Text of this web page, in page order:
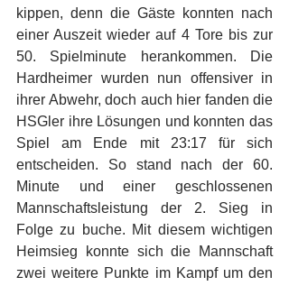
kippen, denn die Gäste konnten nach
einer Auszeit wieder auf 4 Tore bis zur
50. Spielminute herankommen. Die
Hardheimer wurden nun offensiver in
ihrer Abwehr, doch auch hier fanden die
HSGler ihre Lösungen und konnten das
Spiel am Ende mit 23:17 für sich
entscheiden. So stand nach der 60.
Minute und einer geschlossenen
Mannschaftsleistung der 2. Sieg in
Folge zu buche. Mit diesem wichtigen
Heimsieg konnte sich die Mannschaft
zwei weitere Punkte im Kampf um den